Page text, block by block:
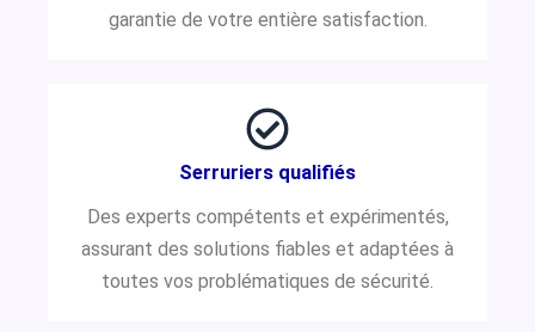
garantie de votre entière satisfaction.
Serruriers qualifiés
Des experts compétents et expérimentés,
assurant des solutions fiables et adaptées à
toutes vos problématiques de sécurité.